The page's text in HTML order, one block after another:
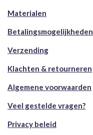
Materialen
Betalingsmogelijkheden
Verzending
Klachten & retourneren
Algemene voorwaarden
Veel gestelde vragen?
Privacy beleid